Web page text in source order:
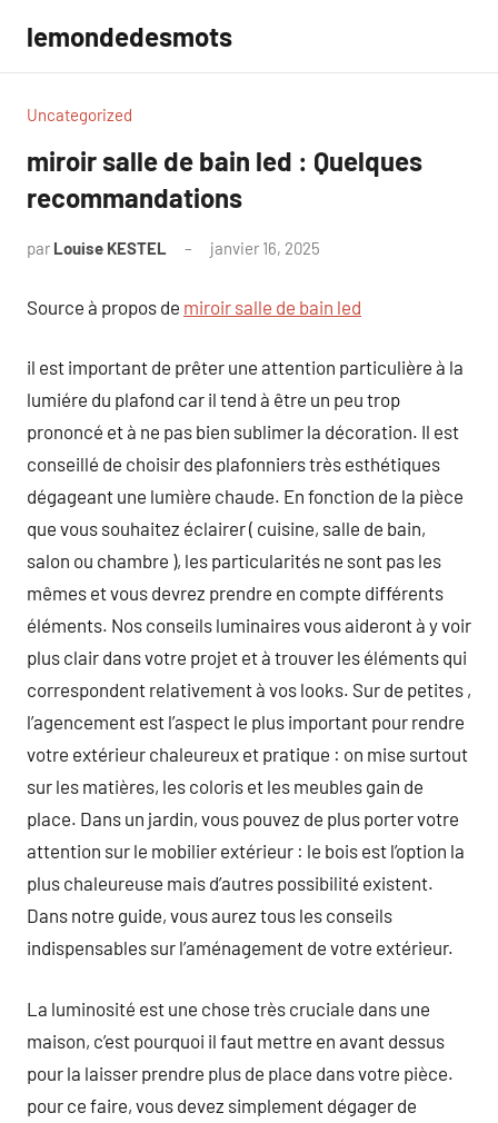
contenu
lemondedesmots
Uncategorized
miroir salle de bain led : Quelques
recommandations
par Louise KESTEL janvier 16, 2025
Source à propos de miroir salle de bain led
il est important de prêter une attention particulière à la
lumiére du plafond car il tend à être un peu trop
prononcé et à ne pas bien sublimer la décoration. Il est
conseillé de choisir des plafonniers très esthétiques
dégageant une lumière chaude. En fonction de la pièce
que vous souhaitez éclairer ( cuisine, salle de bain,
salon ou chambre ), les particularités ne sont pas les
mêmes et vous devrez prendre en compte différents
éléments. Nos conseils luminaires vous aideront à y voir
plus clair dans votre projet et à trouver les éléments qui
correspondent relativement à vos looks. Sur de petites ,
l’agencement est l’aspect le plus important pour rendre
votre extérieur chaleureux et pratique : on mise surtout
sur les matières, les coloris et les meubles gain de
place. Dans un jardin, vous pouvez de plus porter votre
attention sur le mobilier extérieur : le bois est l’option la
plus chaleureuse mais d’autres possibilité existent.
Dans notre guide, vous aurez tous les conseils
indispensables sur l’aménagement de votre extérieur.
La luminosité est une chose très cruciale dans une
maison, c’est pourquoi il faut mettre en avant dessus
pour la laisser prendre plus de place dans votre pièce.
pour ce faire, vous devez simplement dégager de